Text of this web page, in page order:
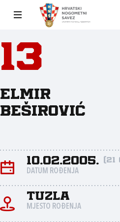
13
Elmir
Beširović
10.02.2005.
DATUM ROĐENJA
Tuzla
MJESTO ROĐENJA